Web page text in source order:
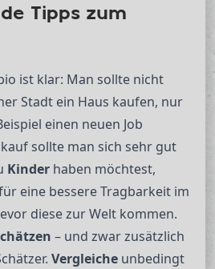
Tipps zum
ist klar: Man sollte nicht
Stadt ein Haus kaufen, nur
einen neuen Job
sollte man sich sehr gut
Kinder haben möchtest,
eine bessere Tragbarkeit im
diese zur Welt kommen.
– und zwar zusätzlich
Vergleiche unbedingt